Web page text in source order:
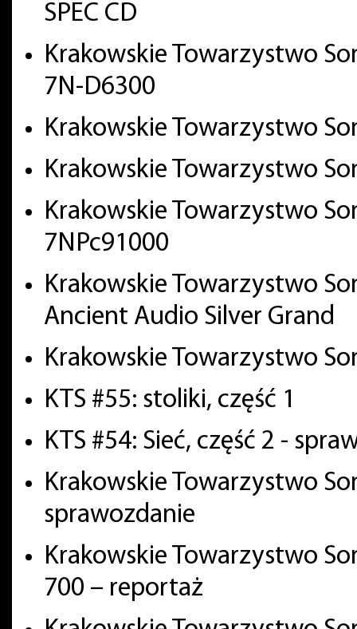
SPEC CD
Krakowskie Towarzystwo
7N-D6300
Krakowskie Towarzystwo
Krakowskie Towarzystwo
Krakowskie Towarzystwo
7NPc91000
Krakowskie Towarzystwo
Ancient Audio Silver Grand
Krakowskie Towarzystwo
KTS #55: stoliki, część 1
KTS #54: Sieć, część 2 -
Krakowskie Towarzystwo
sprawozdanie
Krakowskie Towarzystwo
700 – reportaż